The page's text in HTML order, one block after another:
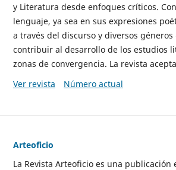
y Literatura desde enfoques críticos.
lenguaje, ya sea en sus expresiones
a través del discurso y diversos
contribuir al desarrollo de los estudios
zonas de convergencia. La revista
Ver revista
Número actual
Arteoficio
La Revista Arteoficio es una